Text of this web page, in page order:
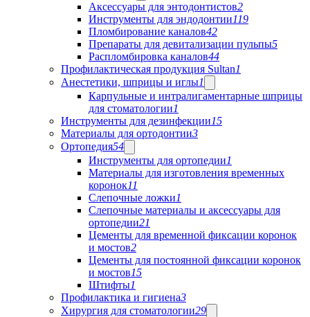
Аксессуары для энтодонтистов2
Инструменты для эндодонтии119
Пломбирование каналов42
Препараты для девитализации пульпы5
Распломбировка каналов44
Профилактическая продукция Sultan1
Анестетики, шприцы и иглы1
Карпульные и интралигаментарные шприцы
для стоматологии1
Инструменты для дезинфекции15
Материалы для ортодонтии3
Ортопедия54
Инструменты для ортопедии1
Материалы для изготовления временных
коронок11
Слепочные ложки1
Слепочные материалы и аксессуары для
ортопедии21
Цементы для временной фиксации коронок
и мостов2
Цементы для постоянной фиксации коронок
и мостов15
Штифты1
Профилактика и гигиена3
Хирургия для стоматологии29